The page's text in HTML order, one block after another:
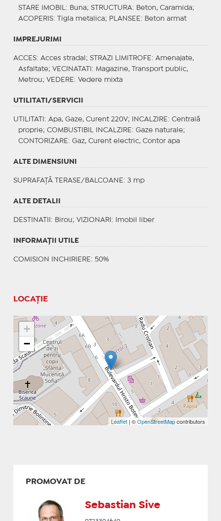
STARE IMOBIL : Buna; STRUCTURA: Beton, Caramida;
ACOPERIS: Tigla metalica; PLANSEE : Beton armat
IMPREJURIMI
ACCES: Acces stradal; STRAZI LIMITROFE : Amenajate,
Asfaltate; VECINATATI : Magazine, Transport public,
Metrou; VEDERE : Vedere mixta
UTILITATI/SERVICII
UTILITATI : Apa, Gaze, Curent 220V; INCALZIRE : Centrală
proprie; COMBUSTIBIL INCALZIRE : Gaze naturale;
CONTORIZARE : Gaz, Curent electric, Contor apa
ALTE DIMENSIUNI
SUPRAFAȚĂ TERASE/BALCOANE: 3 mp
ALTE DETALII
DESTINATII : Birou; VIZIONARI : Imobil liber
INFORMAŢII UTILE
COMISION INCHIRIERE: 50%
LOCAȚIE
+
−
Leaflet | ©OpenStreetMapcontributors
PROMOVAT DE
Sebastian Sive